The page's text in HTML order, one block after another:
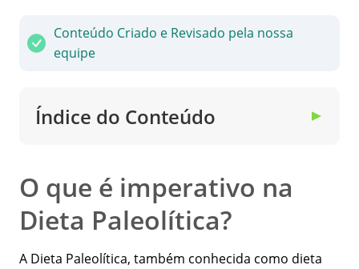
Conteúdo Criado e Revisado pela nossa
equipe
Índice do Conteúdo ▼
O que é imperativo na
Dieta Paleolítica?
A Dieta Paleolítica, também conhecida como dieta